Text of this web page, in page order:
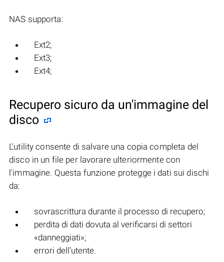
NAS supporta:
Ext2;
Ext3;
Ext4;
Recupero sicuro da un'immagine del
disco
L'utility consente di salvare una copia completa del
disco in un file per lavorare ulteriormente con
l'immagine. Questa funzione protegge i dati sui dischi
da:
sovrascrittura durante il processo di recupero;
perdita di dati dovuta al verificarsi di settori
«danneggiati»;
errori dell’utente.